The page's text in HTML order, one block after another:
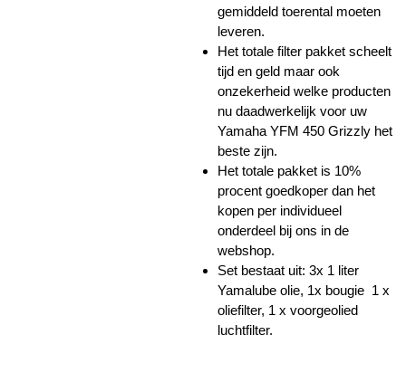
gemiddeld toerental moeten
leveren.
Het totale filter pakket scheelt
tijd en geld maar ook
onzekerheid welke producten
nu daadwerkelijk voor uw
Yamaha YFM 450 Grizzly het
beste zijn.
Het totale pakket is 10%
procent goedkoper dan het
kopen per individueel
onderdeel bij ons in de
webshop.
Set bestaat uit: 3x 1 liter
Yamalube olie, 1x bougie 1 x
oliefilter, 1 x voorgeolied
luchtfilter.